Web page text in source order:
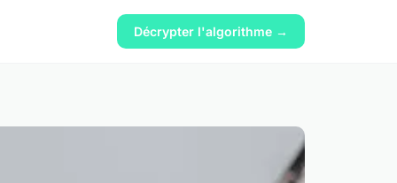
Décrypter l'algorithme →